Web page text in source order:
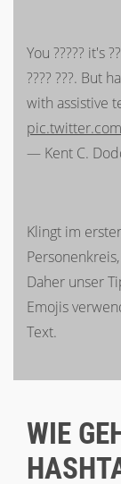
You ????? it's
???? ???. But
with assistive
— Kent C.
Klingt im
Daher unser
Emojis
Text.
WIE